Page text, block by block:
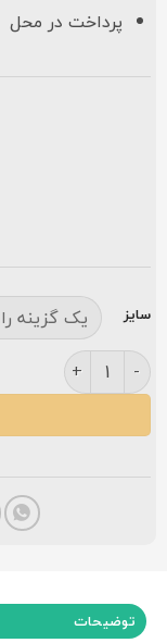
پرداخت در محل
سایز
فرش مشهد ۵۰۰ شانه کد ۵۰۰ لاکی عدد
توضیحات